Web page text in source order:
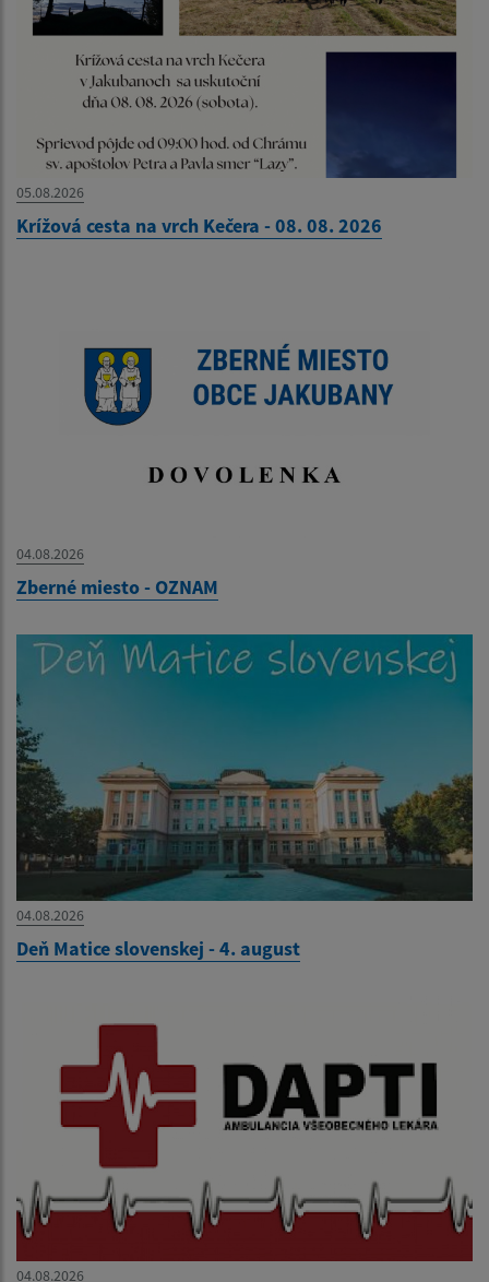
05.08.2026
Krížová cesta na vrch Kečera - 08. 08. 2026
04.08.2026
Zberné miesto - OZNAM
04.08.2026
Deň Matice slovenskej - 4. august
04.08.2026